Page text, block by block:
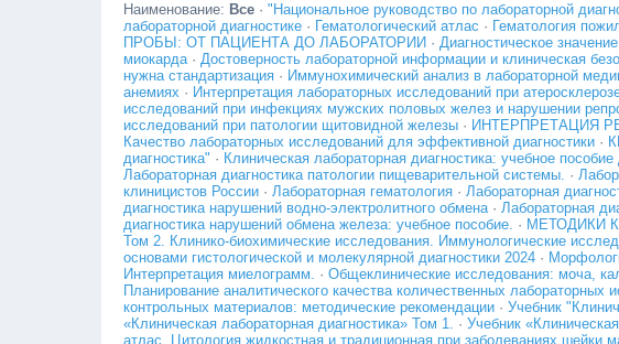
Наименование: Все · "Национальное руководство по лабораторной
лабораторной диагностике · Гематологический атлас · Гематология
ПРОБЫ: ОТ ПАЦИЕНТА ДО ЛАБОРАТОРИИ · Диагностическое
миокарда· Достоверность лабораторной информации и клиническая
нужна стандартизация · Иммунохимический анализ в лабораторной
анемиях · Интерпретация лабораторных исследований при
исследований при инфекциях мужских половых желез и нарушении
исследований при патологии щитовидной железы · ИНТЕРПРЕТАЦИЯ
Качество лабораторных исследований для эффективной диагностики ·
диагностика" · Клиническая лабораторная диагностика: учебное
Лабораторная диагностика патологии пищеварительной системы. ·
клиницистов России · Лабораторная гематология · Лабораторная
диагностика нарушений водно-электролитного обмена· Лабораторная
диагностика нарушений обмена железа: учебное пособие. · МЕТОДИКИ
Том 2. Клинико-биохимические исследования. Иммунологические
основами гистологической и молекулярной диагностики 2024 ·
Интерпретация миелограмм. · Общеклинические исследования: моча,
Планирование аналитического качества количественных
контрольных материалов: методические рекомендации · Учебник
«Клиническая лабораторная диагностика» Том 1. · Учебник
атлас. Цитология жидкостная и традиционная при заболеваниях шейки